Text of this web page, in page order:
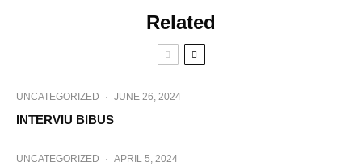
Related
UNCATEGORIZED · JUNE 26, 2024
INTERVIU BIBUS
UNCATEGORIZED · APRIL 5, 2024